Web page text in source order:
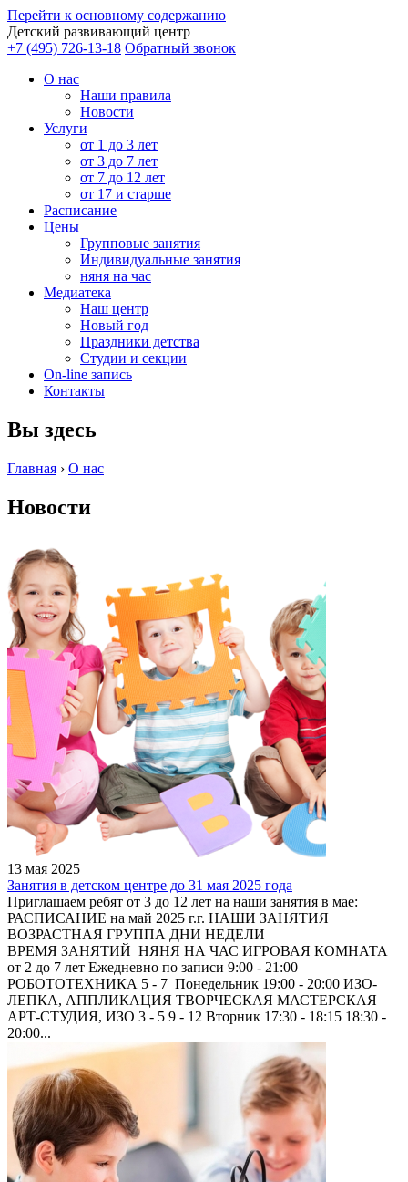
Перейти к основному содержанию
Детский развивающий центр
+7 (495) 726-13-18 Обратный звонок
О нас
Наши правила
Новости
Услуги
от 1 до 3 лет
от 3 до 7 лет
от 7 до 12 лет
от 17 и старше
Расписание
Цены
Групповые занятия
Индивидуальные занятия
няня на час
Медиатека
Наш центр
Новый год
Праздники детства
Студии и секции
On-line запись
Контакты
Вы здесь
Главная › О нас
Новости
13 мая 2025
Занятия в детском центре до 31 мая 2025 года
Приглашаем ребят от 3 до 12 лет на наши занятия в мае:
РАСПИСАНИЕ на май 2025 г.г. НАШИ ЗАНЯТИЯ
ВОЗРАСТНАЯ ГРУППА ДНИ НЕДЕЛИ
ВРЕМЯ ЗАНЯТИЙ НЯНЯ НА ЧАС ИГРОВАЯ КОМНАТА
от 2 до 7 лет Ежедневно по записи 9:00 - 21:00
РОБОТОТЕХНИКА 5 - 7 Понедельник 19:00 - 20:00 ИЗО-
ЛЕПКА, АППЛИКАЦИЯ ТВОРЧЕСКАЯ МАСТЕРСКАЯ
АРТ-СТУДИЯ, ИЗО 3 - 5 9 - 12 Вторник 17:30 - 18:15 18:30 -
20:00...